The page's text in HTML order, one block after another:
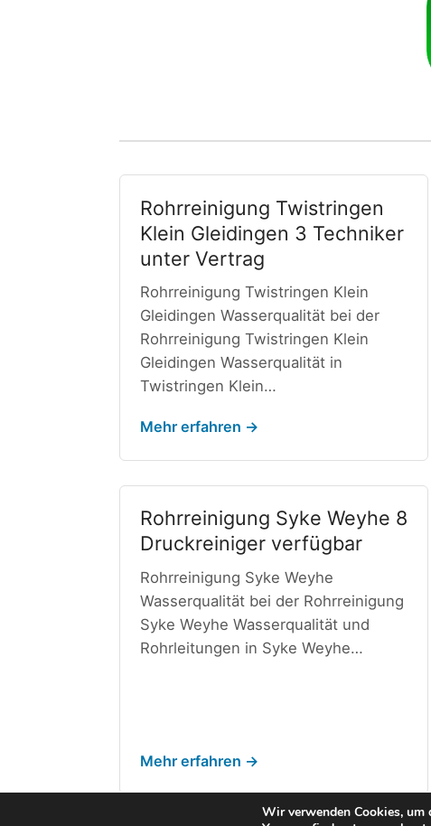
Rohrreinigung Twistringen
Klein Gleidingen 3 Techniker
unter Vertrag
Rohrreinigung Twistringen Klein
Gleidingen Wasserqualität bei der
Rohrreinigung Twistringen Klein
Gleidingen Wasserqualität in
Twistringen Klein…
Mehr erfahren →
Rohrreinigung Syke Weyhe 8
Druckreiniger verfügbar
Rohrreinigung Syke Weyhe
Wasserqualität bei der Rohrreinigung
Syke Weyhe Wasserqualität und
Rohrleitungen in Syke Weyhe…
Mehr erfahren →
Wir verwenden Cookies,